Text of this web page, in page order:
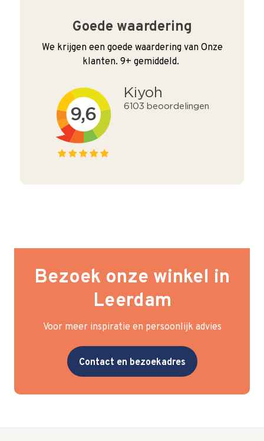
Goede waardering
We krijgen een goede waardering van Onze
klanten. 9+ gemiddeld.
Bezoek onze winkel in
Leerdam
Voor meer inspiratie en persoonlijk advies
Contact en bezoekadres